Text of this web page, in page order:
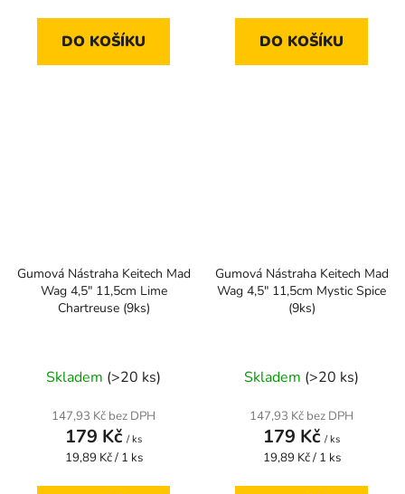
DO KOŠÍKU DO KOŠÍKU
Gumová Nástraha Keitech Mad
Wag 4,5" 11,5cm Lime
Chartreuse (9ks)
Skladem (>20 ks)
147,93 Kč bez DPH
179 Kč / ks
Měrná
19,89 Kč / 1 ks
Gumová Nástraha Keitech Mad
Wag 4,5" 11,5cm Mystic Spice
(9ks)
Skladem (>20 ks)
147,93 Kč bez DPH
179 Kč / ks
Měrná
19,89 Kč / 1 ks